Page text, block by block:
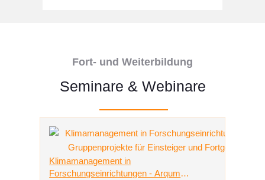
Fort- und Weiterbildung
Seminare & Webinare
Klimamanagement in
Forschungseinrichtungen - Arqum